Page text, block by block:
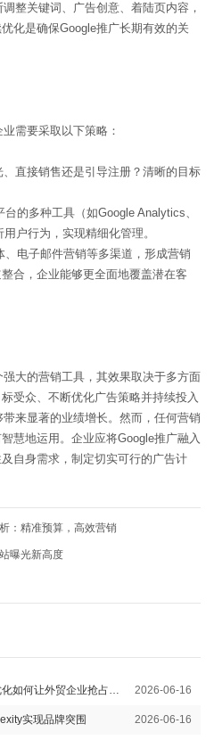
整关键词、广告创意、着陆页内容，
化是确保Google推广长期有效的关
需要采取以下策略：
直接销售还是引导注册？清晰的目标
的多种工具（如Google Analytics、
户行为，实现精细化管理。
电子邮件营销等多渠道，形成营销
合，企业能够更全面地覆盖潜在客
大的营销工具，其效果取决于多方面
受众、不断优化广告策略并持续投入
来显著的业绩增长。然而，任何营销
慧地运用。企业应将Google推广融入
自身需求，制定切实可行的广告计
：精准预算，高效营销
曝光新高度
Perplexity AI品牌曝光：GEO优化如何让外贸企业抢占智能内容入口 2026-06-16
实现品牌突围 2026-06-16